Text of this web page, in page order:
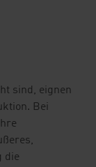
sind, eignen
Bei
die